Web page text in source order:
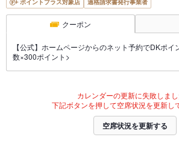
ポイントプラス対象店 適格請求書発行事業者
クーポン
【公式】ホームページからのネット予約でDKポイ
数×300ポイント>
カレンダーの更新に失敗しまし
下記ボタンを押して空席状況を更新し
空席状況を更新する